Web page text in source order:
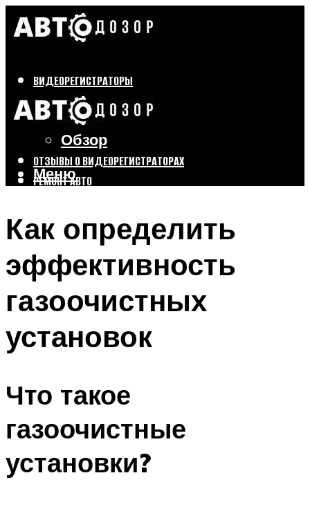
ВИДЕОРЕГИСТРАТОРЫ
Бренды
Выбор
Обзор
ОТЗЫВЫ О ВИДЕОРЕГИСТРАТОРАХ
РЕМОНТ АВТО
Меню
Как определить
эффективность
газоочистных
установок
Что такое
газоочистные
установки?